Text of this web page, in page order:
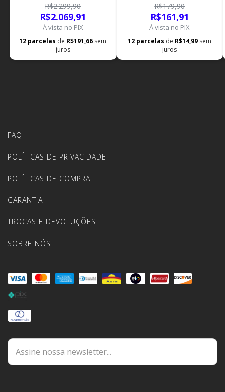
R$2.299,90
R$2.069,91
À vista no PIX
12 parcelas de R$191,66 sem
juros
R$179,90
R$161,91
À vista no PIX
12 parcelas de R$14,99 sem
juros
FAQ
POLÍTICAS DE PRIVACIDADE
POLÍTICAS DE COMPRA
GARANTIA
TROCAS E DEVOLUÇÕES
SOBRE NÓS
DÚVIDAS